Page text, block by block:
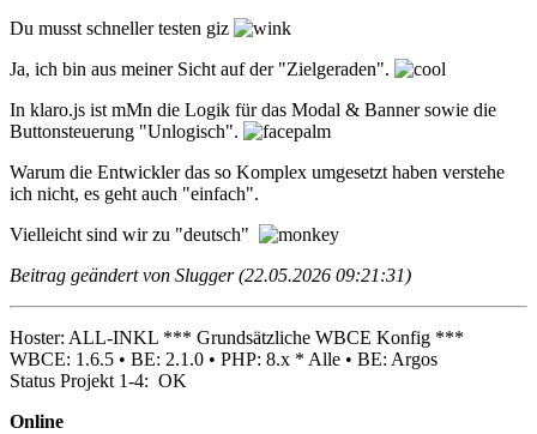
Du musst schneller testen giz
Ja, ich bin aus meiner Sicht auf der "Zielgeraden".
In klaro.js ist mMn die Logik für das Modal & Banner sowie die
Buttonsteuerung "Unlogisch".
Warum die Entwickler das so Komplex umgesetzt haben verstehe
ich nicht, es geht auch "einfach".
Vielleicht sind wir zu "deutsch"
Beitrag geändert von Slugger (22.05.2026 09:21:31)
Hoster: ALL-INKL *** Grundsätzliche WBCE Konfig ***
WBCE: 1.6.5 • BE: 2.1.0 • PHP: 8.x * Alle • BE: Argos
Status Projekt 1-4: OK
Online